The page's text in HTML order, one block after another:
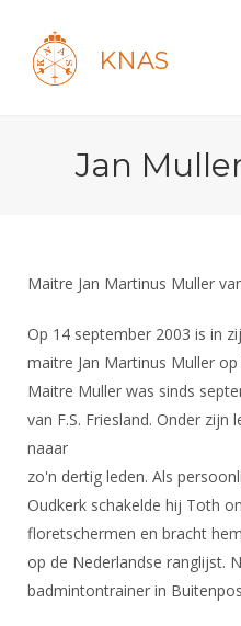
KNAS
Forums
Maandelijks archief
Evenement
Website
Gebruiksvoorwaarden
Handleiding
Bond
Lidmaatschap
Tarieven
Reglementen
Ledencijfers
Sponsors en Partners
Organisatie
Commissies
Recreatiesport
Veteranen
Lichtzwaardschermen
Wedstrijdsport
Ranglijsten
Inschrijven
Reglementen
Nieuws
NK's
Oranje
DBT
FBT
SBT
Voor de jeugd
Ouders en vereniging
Jeugdkampen
Brassardsysteem
Voor coaches en leraren
Forums
Forums
Schermforum
Nieuws
Zoek Vereniging
Contact
NK organiseren
Jan
Maitre Jan Martinus Muller
Op 14 september 2003 is in
maitre Jan Martinus Muller
Maitre Muller was sinds
van F.S. Friesland. Onder
naaar
zo'n dertig leden. Als
Oudkerk schakelde hij Toth
floretschermen en bracht
op de Nederlandse ranglijst.
badmintontrainer in